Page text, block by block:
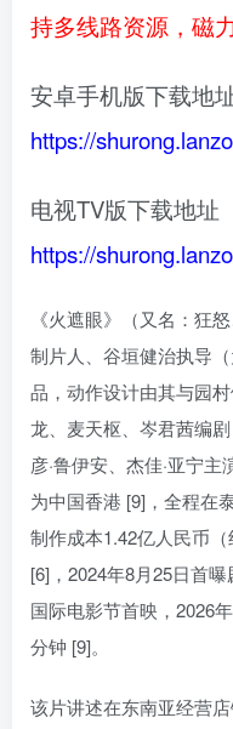
持多线路资源，磁
安卓手机版下载地
https://
电视TV版下载地址
https://
《火遮眼》（又名：狂
制片人、谷垣健治执导
品，动作设计由其与园
龙、麦天枢、岑君茜编
彦·鲁伊安、杰佳·亚宁
为中国香港 [9]，全程在
制作成本1.42亿人民币
[6]，2024年8月25日首
国际电影节首映，2026
分钟 [9]。
该片讲述在东南亚经营